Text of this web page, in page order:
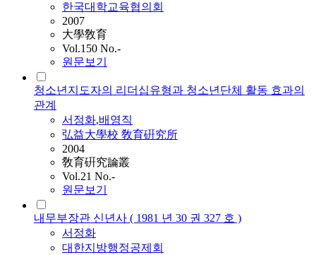
한국대학교육협의회
2007
大學敎育
Vol.150 No.-
원문보기
청소년지도자의 리더십유형과 청소년단체 활동 효과의
관계
서정화,배영직
弘益大學校 敎育硏究所
2004
敎育硏究論叢
Vol.21 No.-
원문보기
내무부장관 신년사 ( 1981 년 30 권 327 호 )
서정화
대한지방행정공제회